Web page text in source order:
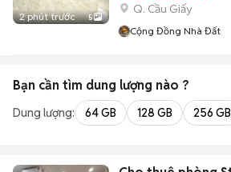
2 phút trước 5
Q. Cầu Giấy
Cộng Đồng Nhà Đất
Bạn cần tìm dung lượng nào ?
Dung lượng: 64 GB 128 GB 256 GB